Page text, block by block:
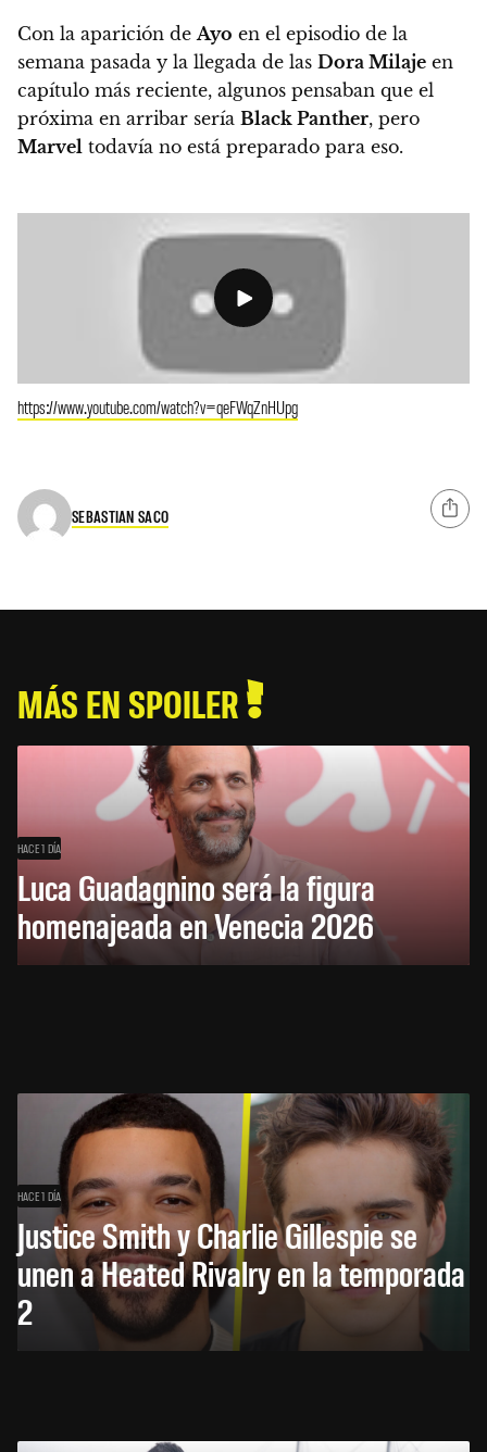
Con la aparición de Ayo en el episodio de la
semana pasada y la llegada de las Dora Milaje en
capítulo más reciente, algunos pensaban que el
próxima en arribar sería Black Panther, pero
Marvel todavía no está preparado para eso.
https://www.youtube.com/watch?v=qeFWqZnHUpg
SEBASTIAN SACO
MÁS EN SPOILER
HACE 1 DÍA
Luca Guadagnino será la figura
homenajeada en Venecia 2026
HACE 1 DÍA
Justice Smith y Charlie Gillespie se
unen a Heated Rivalry en la temporada
2